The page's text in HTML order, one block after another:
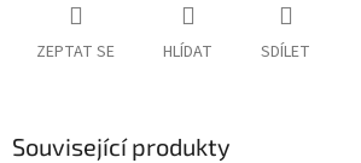
ZEPTAT SE HLÍDAT SDÍLET
Související produkty